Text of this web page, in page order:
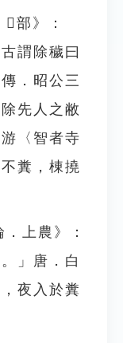
𠦒 部》：
謂除穢曰
．昭公三
先人之敝
〈智者寺
糞，棟撓
上農》：
」唐．白
夜入於糞